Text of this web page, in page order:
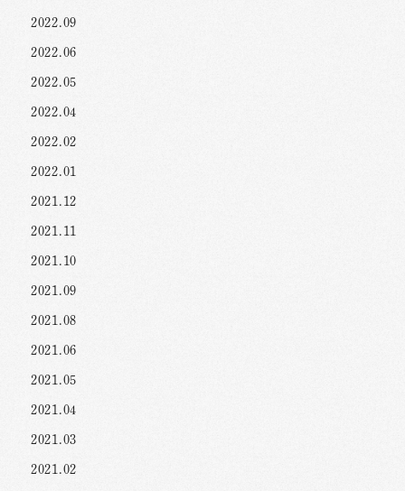
2022.09
2022.06
2022.05
2022.04
2022.02
2022.01
2021.12
2021.11
2021.10
2021.09
2021.08
2021.06
2021.05
2021.04
2021.03
2021.02